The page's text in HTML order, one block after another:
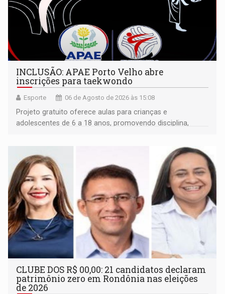
INCLUSÃO: APAE Porto Velho abre
inscrições para taekwondo
Esporte 06 de Agosto de 2026 às 15:08
Projeto gratuito oferece aulas para crianças e
adolescentes de 6 a 18 anos, promovendo disciplina,
CLUBE DOS R$ 00,00: 21 candidatos declaram
patrimônio zero em Rondônia nas eleições
de 2026